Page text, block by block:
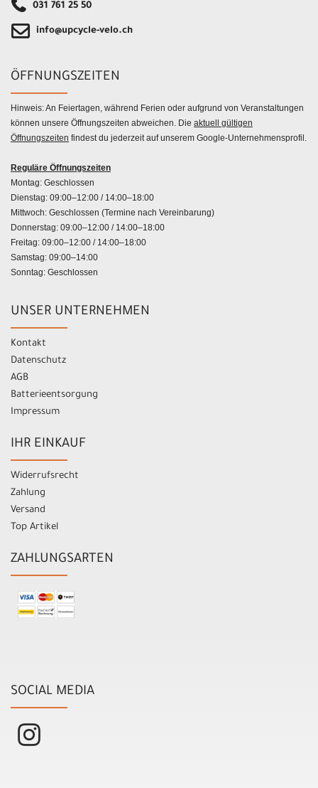
031 761 25 50
info@upcycle-velo.ch
ÖFFNUNGSZEITEN
Hinweis: An Feiertagen, während Ferien oder aufgrund von Veranstaltungen
können unsere Öffnungszeiten abweichen. Die aktuell gültigen
Öffnungszeiten findest du jederzeit auf unserem Google-Unternehmensprofil.
Reguläre Öffnungszeiten
Montag: Geschlossen
Dienstag: 09:00–12:00 / 14:00–18:00
Mittwoch: Geschlossen (Termine nach Vereinbarung)
Donnerstag: 09:00–12:00 / 14:00–18:00
Freitag: 09:00–12:00 / 14:00–18:00
Samstag: 09:00–14:00
Sonntag: Geschlossen
UNSER UNTERNEHMEN
Kontakt
Datenschutz
AGB
Batterieentsorgung
Impressum
IHR EINKAUF
Widerrufsrecht
Zahlung
Versand
Top Artikel
ZAHLUNGSARTEN
SOCIAL MEDIA